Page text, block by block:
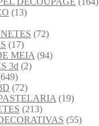
(13)
(72)
(17)
MEIA (94)
3d (2)
(72)
(19)
(213)
(55)